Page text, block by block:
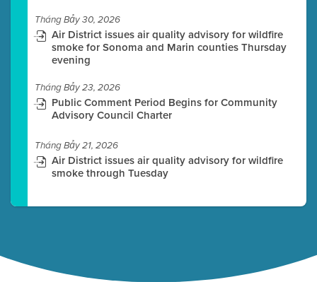
Tháng Bảy 30, 2026
Air District issues air quality advisory for wildfire
smoke for Sonoma and Marin counties Thursday
evening
Tháng Bảy 23, 2026
Public Comment Period Begins for Community
Advisory Council Charter
Tháng Bảy 21, 2026
Air District issues air quality advisory for wildfire
smoke through Tuesday